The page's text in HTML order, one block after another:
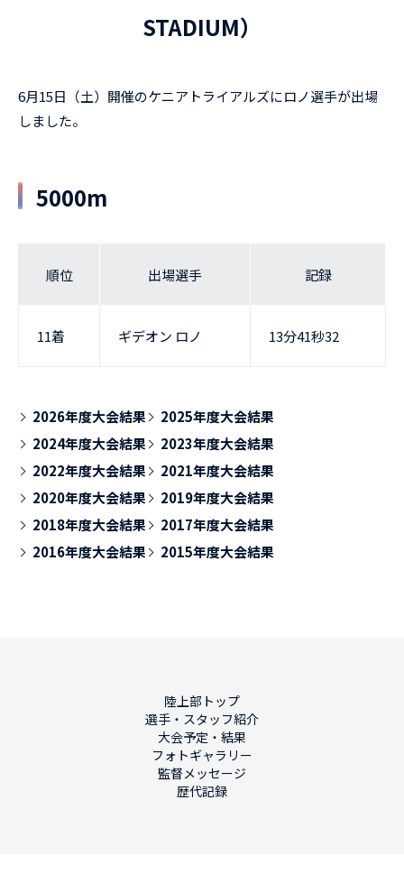
STADIUM）
6月15日（土）開催のケニアトライアルズにロノ選手が出場
しました。
5000m
順位 出場選手 記録
11着 ギデオン ロノ 13分41秒32
2026年度大会結果
2025年度大会結果
2024年度大会結果
2023年度大会結果
2022年度大会結果
2021年度大会結果
2020年度大会結果
2019年度大会結果
2018年度大会結果
2017年度大会結果
2016年度大会結果
2015年度大会結果
陸上部トップ
選手・スタッフ紹介
大会予定・結果
フォトギャラリー
監督メッセージ
歴代記録